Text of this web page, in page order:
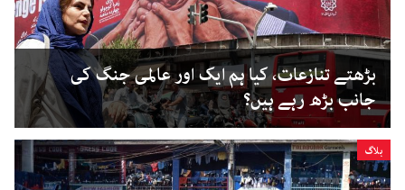
بڑھتے تنازعات، کیا ہم ایک اور عالمی جنگ کی
جانب بڑھ رہے ہیں؟
بلاگ